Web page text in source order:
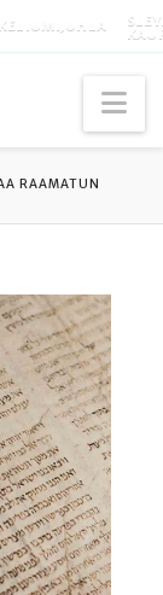
RAAMATUN